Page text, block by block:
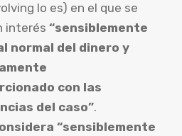
lo es) en el que se
interés “sensiblemente
normal del dinero y
con las
del caso”.
“sensiblemente